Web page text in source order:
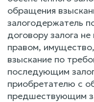
обращения
залогодержатель
договору залога
правом,
взыскание по
последующим
приобретателю с
предшествующим